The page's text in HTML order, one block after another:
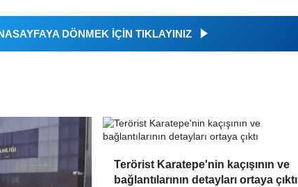
DÖNMEK İÇİN TIKLAYINIZ
Terörist Karatepe'nin kaçışının ve
bağlantılarının detayları ortaya çıktı